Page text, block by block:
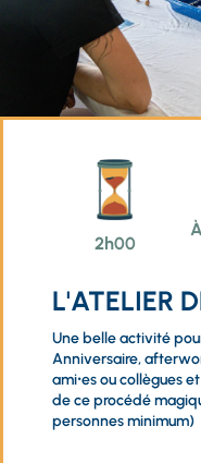
2h00
L'ATELIER
Une belle activité
Anniversaire,
ami⸱es ou collègues
de ce procédé
personnes minimum)